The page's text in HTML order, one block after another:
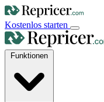
Kostenlos starten